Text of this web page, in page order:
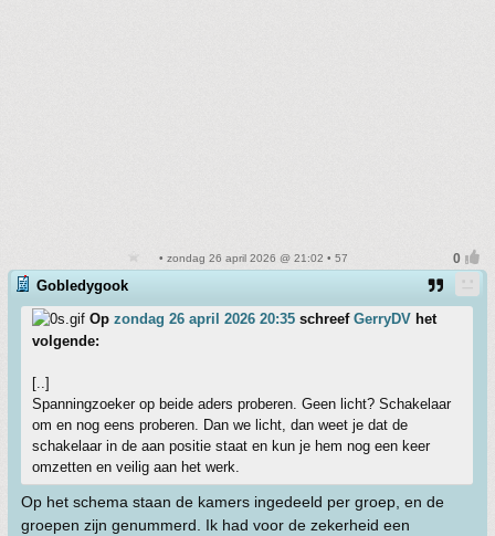
• zondag 26 april 2026 @ 21:02 • 57
Gobledygook
Op zondag 26 april 2026 20:35 schreef GerryDV het
volgende:
[..]
Spanningzoeker op beide aders proberen. Geen licht? Schakelaar
om en nog eens proberen. Dan we licht, dan weet je dat de
schakelaar in de aan positie staat en kun je hem nog een keer
omzetten en veilig aan het werk.
Op het schema staan de kamers ingedeeld per groep, en de
groepen zijn genummerd. Ik had voor de zekerheid een